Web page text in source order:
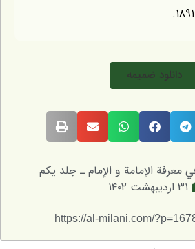
دانلود ضمیمه
معرفة الإمامة و الإمام ـ جلد یکم
۳۱ اردیبهشت ۱۴۰۲